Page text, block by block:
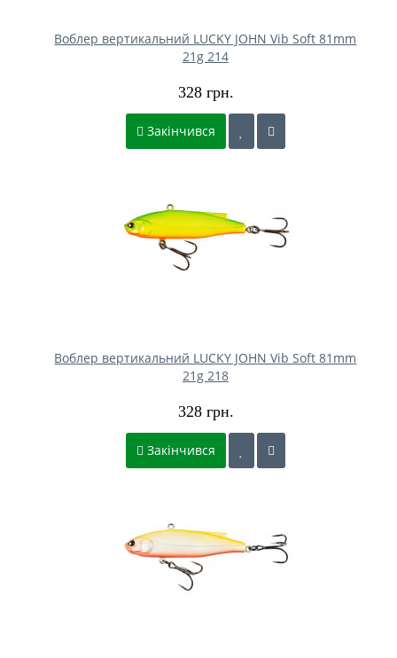
Воблер вертикальний LUCKY JOHN Vib Soft 81mm
21g 214
328 грн.
Закінчився
Воблер вертикальний LUCKY JOHN Vib Soft 81mm
21g 218
328 грн.
Закінчився